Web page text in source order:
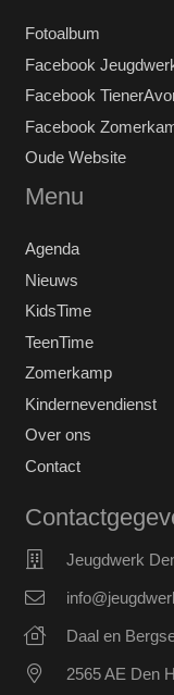
Fotoalbum
Facebook
Facebook
Facebook
Oude Website
Menu
Agenda
Nieuws
KidsTime
TeenTime
Zomerkamp
Kindernevendienst
Over ons
Contact
Jeugdwerk
Daal en
2565 AE Den